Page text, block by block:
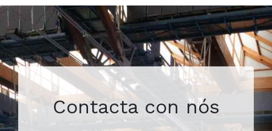
Contacta con nós